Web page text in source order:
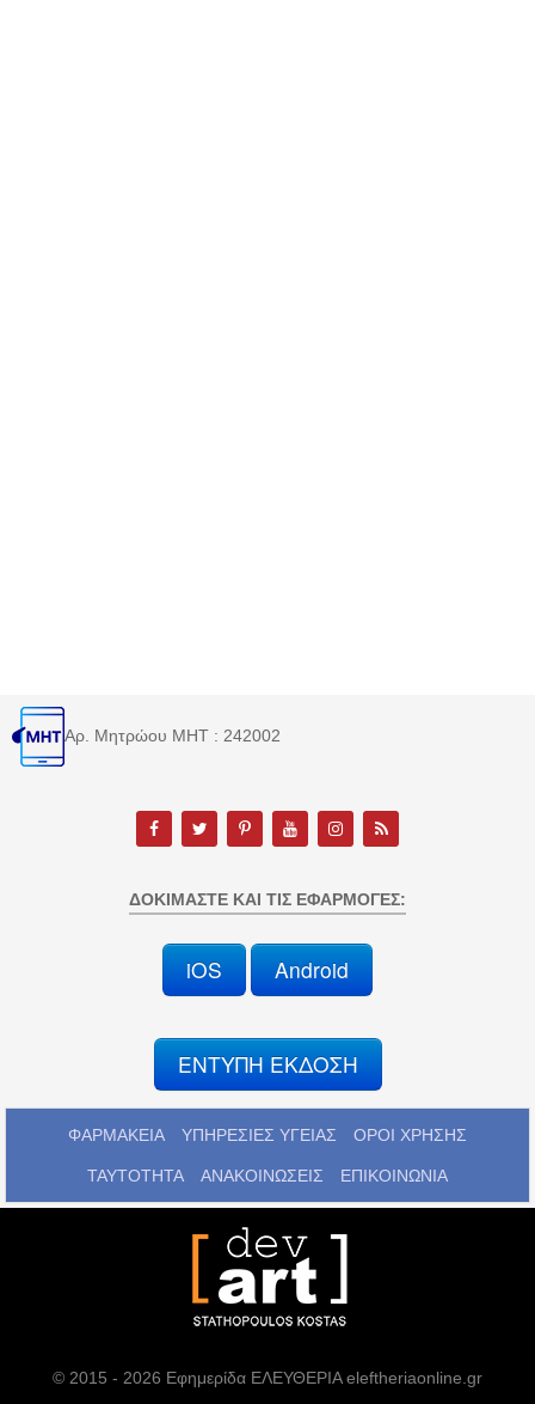
Αρ. Μητρώου MHT : 242002
ΔΟΚΙΜΆΣΤΕ ΚΑΙ ΤΙΣ ΕΦΑΡΜΟΓΈΣ:
iOS Android
ΕΝΤΥΠΗ ΕΚΔΟΣΗ
ΦΑΡΜΑΚΕΙΑ ΥΠΗΡΕΣΙΕΣ ΥΓΕΙΑΣ ΟΡΟΙ ΧΡΗΣΗΣ
ΤΑΥΤΟΤΗΤΑ ΑΝΑΚΟΙΝΩΣΕΙΣ ΕΠΙΚΟΙΝΩΝΙΑ
© 2015 - 2026 Εφημερίδα ΕΛΕΥΘΕΡΙΑ eleftheriaonline.gr